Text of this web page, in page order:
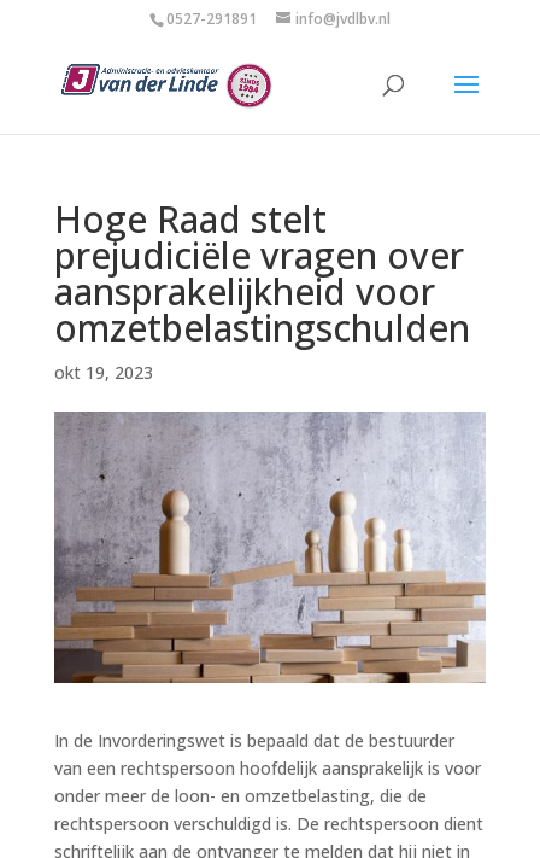
0527-291891 info@jvdlbv.nl
Hoge Raad stelt
prejudiciële vragen over
aansprakelijkheid voor
omzetbelastingschulden
okt 19, 2023
In de Invorderingswet is bepaald dat de bestuurder
van een rechtspersoon hoofdelijk aansprakelijk is voor
onder meer de loon- en omzetbelasting, die de
rechtspersoon verschuldigd is. De rechtspersoon dient
schriftelijk aan de ontvanger te melden dat hij niet in